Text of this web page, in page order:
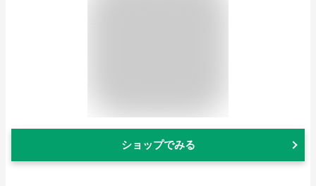
ショップでみる